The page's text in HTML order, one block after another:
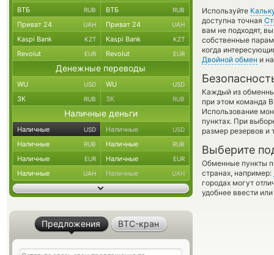
Используйте
доступна точная
вам не подходят,
собственные
когда
Двойной обмен и
Каждый из
при этом команда
Использование
пунктах. При
размер резервов и
Выберите
Обменные пункты
странах, например:
городах могут
удобнее ввести
ВТБ RUB ВТБ RUB
Приват 24 UAH Приват 24 UAH
Kaspi Bank KZT Kaspi Bank KZT
Revolut EUR Revolut EUR
Денежные переводы
WU USD WU USD
ЗК RUB ЗК RUB
Наличные деньги
Наличные USD Наличные USD
Наличные RUB Наличные RUB
Наличные EUR Наличные EUR
Наличные UAH Наличные UAH
Предложения BTC-кран